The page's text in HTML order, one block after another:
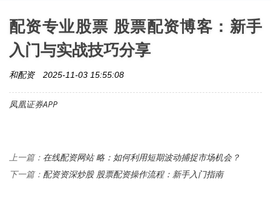
配资专业股票 股票配资博客：新手
入门与实战技巧分享
和配资 2025-11-03 15:55:08
凤凰证券APP
上一篇： 在线配资网站 略：如何利用短期波动捕捉市场机会？
下一篇： 配资资深炒股 股票配资操作流程：新手入门指南